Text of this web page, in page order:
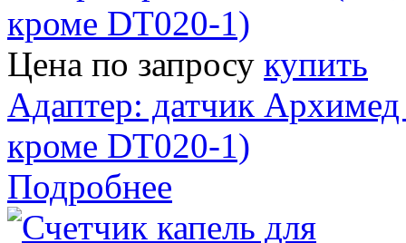
Цена по запросу купить
Адаптер: датчик
кроме DT020-1)
Подробнее